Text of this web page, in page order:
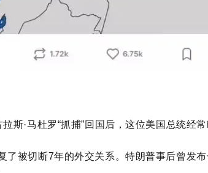
拉斯·马杜罗“抓捕”回国后，这位美国总统经
了被切断7年的外交关系。特朗普事后曾 发布